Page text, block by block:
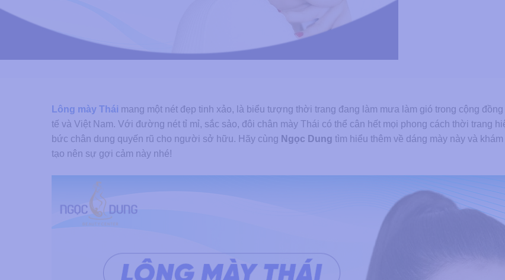
Lông mày Thái mang một nét đẹp tinh xảo, là biểu tượng thời trang đang làm mưa làm gió trong cộng
tế và Việt Nam. Với đường nét tỉ mỉ, sắc sảo, đôi chân mày Thái có thể cân hết mọi phong cách thời trang
bức chân dung quyến rũ cho người sở hữu. Hãy cùng Ngọc Dung tìm hiểu thêm về dáng mày này và
tạo nên sự gợi cảm này nhé!